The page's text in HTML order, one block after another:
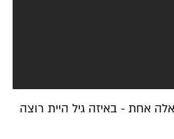
אחת - באיזה גיל היית רוצה